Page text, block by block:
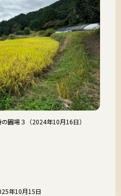
圃場３（2024年10月16日）
年10月15日